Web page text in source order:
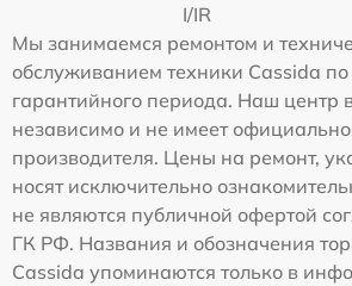
I/IR
Мы занимаемся ремонтом и
обслуживанием техники Cassida по
гарантийного периода. Наш центр
независимо и не имеет
производителя. Цены на ремонт,
носят исключительно
не являются публичной офертой
ГК РФ. Названия и обозначения
Cassida упоминаются только в